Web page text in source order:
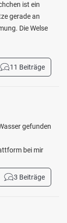
ist ein
gerade an
Die Welse
11 Beiträge
gefunden
bei mir
3 Beiträge